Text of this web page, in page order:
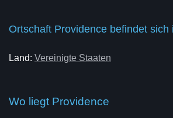
Ortschaft Providence befindet sich
Land: Vereinigte Staaten
Wo liegt Providence